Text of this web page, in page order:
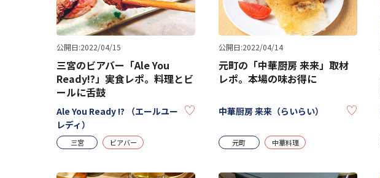
公開日:2022/04/15
三宮のビアバー「Ale You
Ready!?」実食レポ。料理とビ
ールに舌鼓
Ale You Ready !? （エールユー
レディ）
三宮 ビアバー
公開日:2022/04/14
元町の「中華厨房 来来」取材
レポ。本場の味お得に
中華厨房 来来（らいらい）
元町 中華料理